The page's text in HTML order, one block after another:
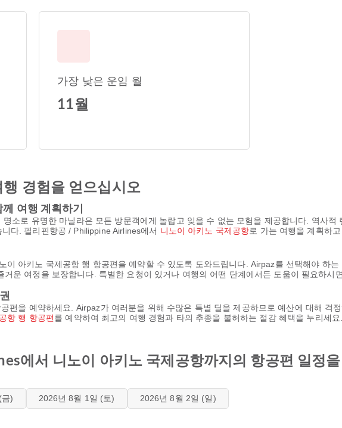
가장 낮은 운임 월
11월
경험을 얻으십시오
여행 계획하기
소로 유명한 마닐라은 모든 방문객에게 놀랍고 잊을 수 없는 모험을 제공합니다. 역사적
다. 필리핀항공 / Philippine Airlines에서 니노이 아키노 국제공항로 가는 여행을 계획하
이 아키노 국제공항 행 항공편을 예약할 수 있도록 도와드립니다. Airpaz를 선택해야 하
운 여정을 보장합니다. 특별한 요청이 있거나 여행의 어떤 단계에서든 도움이 필요하시
편을 예약하세요. Airpaz가 여러분을 위해 수많은 특별 딜을 제공하므로 예산에 대해 걱
항 행 항공편를 예약하여 최고의 여행 경험과 타의 추종을 불허하는 절감 혜택을 누리세요.
에서 니노이 아키노 국제공항까지의 항공편 일정
) 2026년 8월 1일 (토) 2026년 8월 2일 (일)